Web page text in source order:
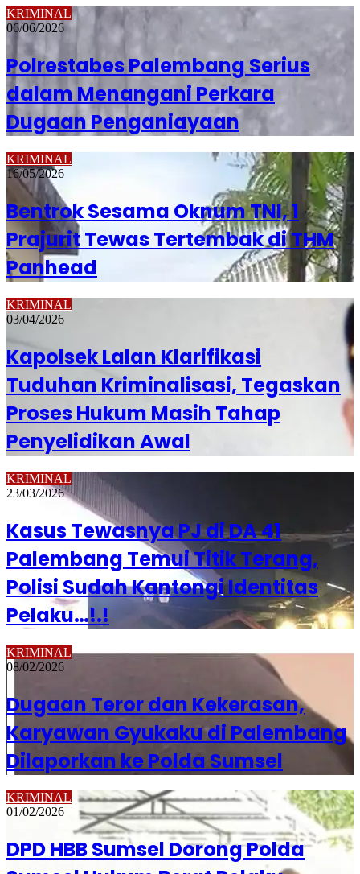
KRIMINAL
06/06/2026
Polrestabes Palembang Serius
dalam Menangani Perkara
Dugaan Penganiayaan
KRIMINAL
16/05/2026
Bentrok Sesama Oknum TNI, 1
Prajurit Tewas Tertembak di THM
Panhead
KRIMINAL
03/04/2026
Kapolsek Lalan Klarifikasi
Tuduhan Kriminalisasi, Tegaskan
Proses Hukum Masih Tahap
Penyelidikan Awal
KRIMINAL
23/03/2026
Kasus Tewasnya PJ di DA 41
Palembang Temui Titik Terang,
Polisi Sudah Kantongi Identitas
Pelaku…!.!
KRIMINAL
08/02/2026
Dugaan Teror dan Kekerasan,
Karyawan Gyukaku di Palembang
Dilaporkan ke Polda Sumsel
KRIMINAL
01/02/2026
DPD HBB Sumsel Dorong Polda